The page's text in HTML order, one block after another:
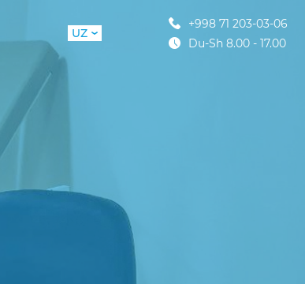
UZ
+998 71 203-03-06
Du-Sh 8.00 - 17.00